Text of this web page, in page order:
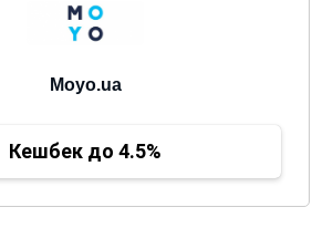
Moyo.ua
Кешбек до 4.5%